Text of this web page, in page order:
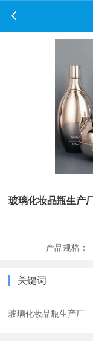
玻璃化妆品瓶生产
产品规格：
关键词
玻璃化妆品瓶生产厂